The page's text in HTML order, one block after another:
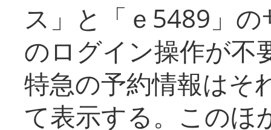
ス」と「ｅ5489」
のログイン操作が不
特急の予約情報はそ
て表示する。このほ